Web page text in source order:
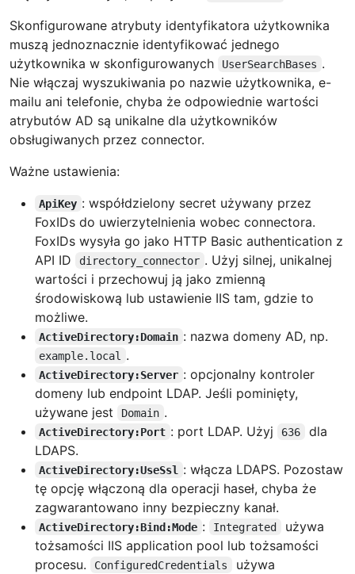
Skonfigurowane atrybuty identyfikatora użytkownika
muszą jednoznacznie identyfikować jednego
użytkownika w skonfigurowanych
UserSearchBases .
Nie włączaj wyszukiwania po nazwie użytkownika, e-
mailu ani telefonie, chyba że odpowiednie wartości
atrybutów AD są unikalne dla użytkowników
obsługiwanych przez connector.
Ważne ustawienia:
ApiKey : współdzielony secret używany przez
FoxIDs do uwierzytelnienia wobec connectora.
FoxIDs wysyła go jako HTTP Basic authentication z
API ID
directory_connector . Użyj silnej, unikalnej
wartości i przechowuj ją jako zmienną
środowiskową lub ustawienie IIS tam, gdzie to
możliwe.
ActiveDirectory:Domain : nazwa domeny AD, np.
example.local .
ActiveDirectory:Server : opcjonalny kontroler
domeny lub endpoint LDAP. Jeśli pominięty,
używane jest
Domain .
ActiveDirectory:Port : port LDAP. Użyj 636
dla
LDAPS.
ActiveDirectory:UseSsl
: włącza LDAPS. Pozostaw
tę opcję włączoną dla operacji haseł, chyba że
zagwarantowano inny bezpieczny kanał.
ActiveDirectory:Bind:Mode : Integrated
używa
tożsamości IIS application pool lub tożsamości
procesu.
ConfiguredCredentials
używa